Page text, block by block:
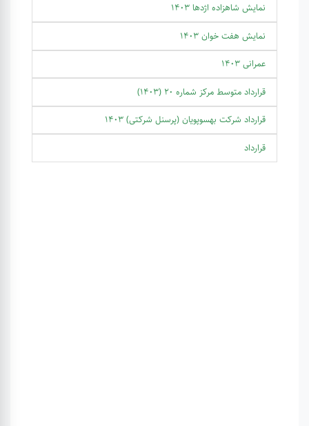
نمایش شاهزاده اژدها 1403
نمایش هفت خوان 1403
عمرانی 1403
قرارداد متوسط مرکز شماره 20 (1403)
قرارداد شرکت بهسوپویان (پرسنل شرکتی) 1403
قرارداد